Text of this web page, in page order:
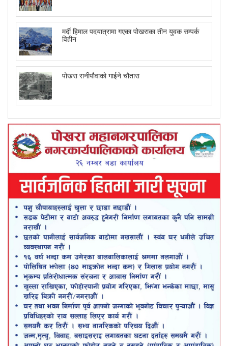
मर्दी हिमाल पदयात्रामा गएका पोखराका तीन युवक सम्पर्क
विहीन
पोखरा रानीपौवाको गाईने चौतारा